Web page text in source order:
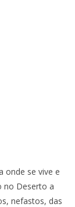
onde se vive e
no Deserto a
nefastos, das